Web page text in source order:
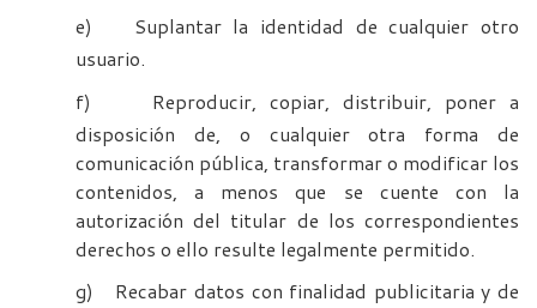
e)
Suplantar la identidad de cualquier otro
usuario.
f)
Reproducir, copiar, distribuir, poner a
disposición de, o cualquier otra forma de
comunicación pública, transformar o modificar los
contenidos, a menos que se cuente con la
autorización del titular de los correspondientes
derechos o ello resulte legalmente permitido.
g)
Recabar datos con finalidad publicitaria y de